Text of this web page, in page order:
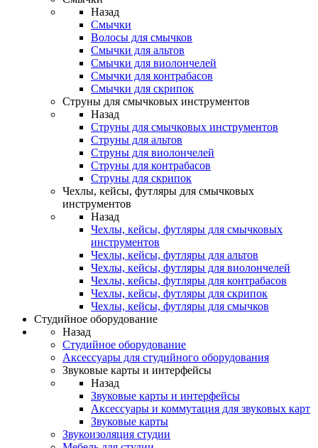
Назад
Смычки
Волосы для смычков
Смычки для альтов
Смычки для виолончелей
Смычки для контрабасов
Смычки для скрипок
Струны для смычковых инструментов
Назад
Струны для смычковых инструментов
Струны для альтов
Струны для виолончелей
Струны для контрабасов
Струны для скрипок
Чехлы, кейсы, футляры для смычковых
инструментов
Назад
Чехлы, кейсы, футляры для смычковых
инструментов
Чехлы, кейсы, футляры для альтов
Чехлы, кейсы, футляры для виолончелей
Чехлы, кейсы, футляры для контрабасов
Чехлы, кейсы, футляры для скрипок
Чехлы, кейсы, футляры для смычков
Студийное оборудование
Назад
Студийное оборудование
Аксессуары для студийного оборудования
Звуковые карты и интерфейсы
Назад
Звуковые карты и интерфейсы
Аксессуары и коммутация для звуковых карт
Звуковые карты
Звукоизоляция студии